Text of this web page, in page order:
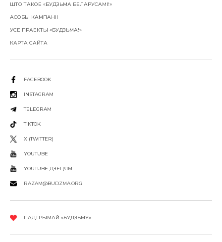
ШТО ТАКОЕ «БУДЗЬМА БЕЛАРУСАМІ!»
АСОБЫ КАМПАНІІ
УСЕ ПРАЕКТЫ «БУДЗЬМА!»
КАРТА САЙТА
FACEBOOK
INSTAGRAM
TELEGRAM
TIKTOK
X (TWITTER)
YOUTUBE
YOUTUBE ДЗЕЦЯМ
RAZAM@BUDZMA.ORG
ПАДТРЫМАЙ «БУДЗЬМУ»